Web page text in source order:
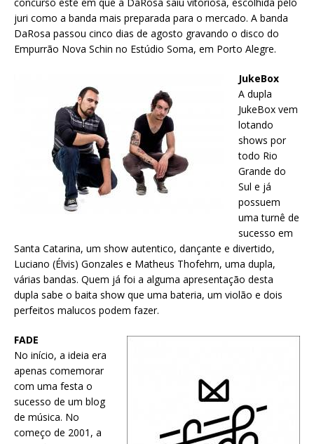
juri como a banda mais preparada para o mercado. A banda
DaRosa passou cinco dias de agosto gravando o disco do
Empurrão Nova Schin no Estúdio Soma, em Porto Alegre.
JukeBox
A dupla
JukeBox vem
lotando
shows por
todo Rio
Grande do
Sul e já
possuem
uma turnê de
sucesso em
Santa Catarina, um show autentico, dançante e divertido,
Luciano (Élvis) Gonzales e Matheus Thofehrn, uma dupla,
várias bandas. Quem já foi a alguma apresentação desta
dupla sabe o baita show que uma bateria, um violão e dois
perfeitos malucos podem fazer.
FADE
No início, a ideia era
apenas comemorar
com uma festa o
sucesso de um blog
de música. No
começo de 2001, a